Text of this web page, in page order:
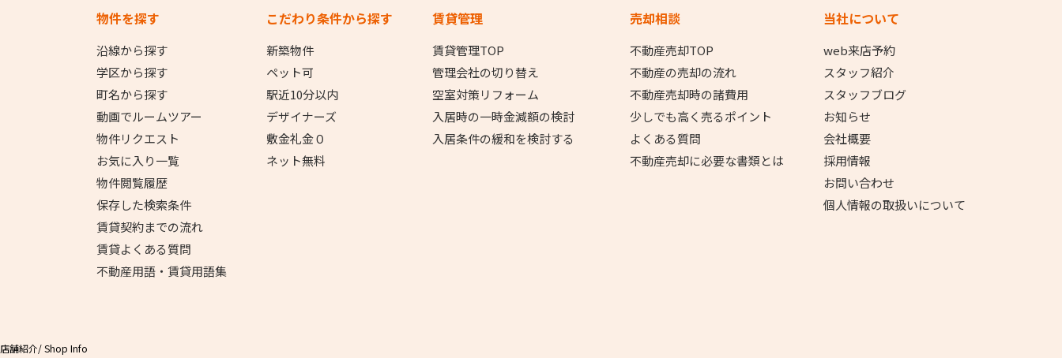
物件を探す
沿線から探す
学区から探す
町名から探す
動画でルームツアー
物件リクエスト
お気に入り一覧
物件閲覧履歴
保存した検索条件
賃貸契約までの流れ
賃貸よくある質問
不動産用語・賃貸用語集
こだわり条件から探す
新築物件
ペット可
駅近10分以内
デザイナーズ
敷金礼金０
ネット無料
賃貸管理
賃貸管理TOP
管理会社の切り替え
空室対策リフォーム
入居時の一時金減額の検討
入居条件の緩和を検討する
売却相談
不動産売却TOP
不動産の売却の流れ
不動産売却時の諸費用
少しでも高く売るポイント
よくある質問
不動産売却に必要な書類とは
当社について
web来店予約
スタッフ紹介
スタッフブログ
お知らせ
会社概要
採用情報
お問い合わせ
個人情報の取扱いについて
店舗紹介/ Shop Info